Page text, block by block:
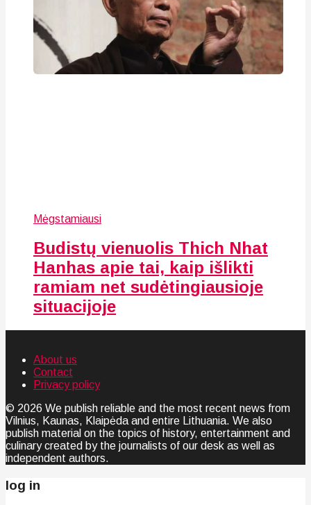
Mėgstamiausi
Budistų vienuolis Thich Nhat
Hanhas apie tai, kaip išlikti
ramiam net sudėtingiausioje
situacijoje
About us
Contact
Privacy policy
© 2026 We publish reliable and the most recent news from
Vilnius, Kaunas, Klaipėda and entire Lithuania. We also
publish material on the topics of history, entertainment and
culinary created by the journalists of our desk as well as
independent authors.
log in